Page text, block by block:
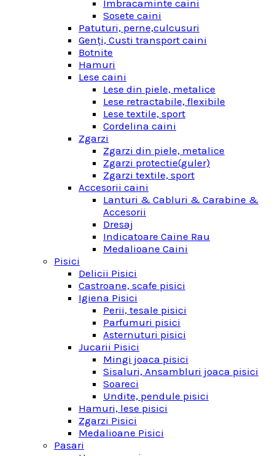
Imbracaminte caini
Sosete caini
Patuturi, perne,culcusuri
Genţi, Custi transport caini
Botnite
Hamuri
Lese caini
Lese din piele, metalice
Lese retractabile, flexibile
Lese textile, sport
Cordelina caini
Zgarzi
Zgarzi din piele, metalice
Zgarzi protectie(guler)
Zgarzi textile, sport
Accesorii caini
Lanturi & Cabluri & Carabine &
Accesorii
Dresaj
Indicatoare Caine Rau
Medalioane Caini
Pisici
Delicii Pisici
Castroane, scafe pisici
Igiena Pisici
Perii, tesale pisici
Parfumuri pisici
Asternuturi pisici
Jucarii Pisici
Mingi joaca pisici
Sisaluri, Ansambluri joaca pisici
Soareci
Undite, pendule pisici
Hamuri, lese pisici
Zgarzi Pisici
Medalioane Pisici
Pasari